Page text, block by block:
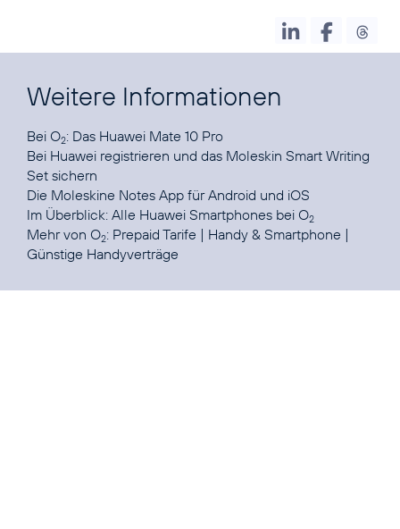
Weitere Informationen
Bei O2: Das Huawei Mate 10 Pro
Bei Huawei registrieren und das Moleskin Smart Writing
Set sichern
Die Moleskine Notes App fürAndroid und iOS
Im Überblick: Alle Huawei Smartphones bei O2
Mehr von O2: Prepaid Tarife | Handy & Smartphone |
Günstige Handyverträge